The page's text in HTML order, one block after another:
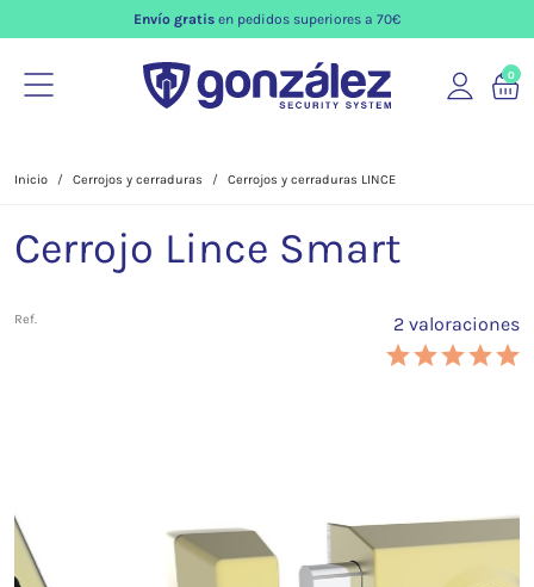
Envío gratis en pedidos superiores a 70€
0
Inicio Cerrojos y cerraduras Cerrojos y cerraduras LINCE
Cerrojo Lince Smart
Ref. 2 valoraciones